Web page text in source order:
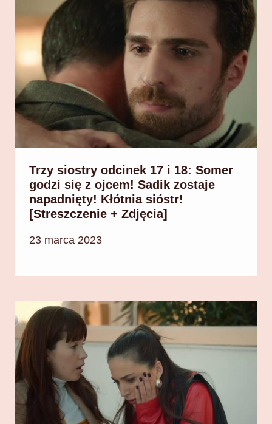
Trzy siostry odcinek 17 i 18: Somer
godzi się z ojcem! Sadik zostaje
napadnięty! Kłótnia sióstr!
[Streszczenie + Zdjęcia]
23 marca 2023